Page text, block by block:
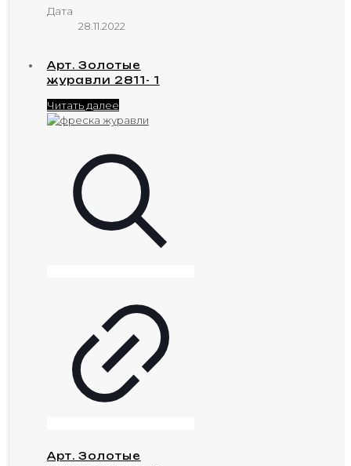
Дата
28.11.2022
Арт. Золотые
журавли 2811- 1
Читать далее
Арт. Золотые